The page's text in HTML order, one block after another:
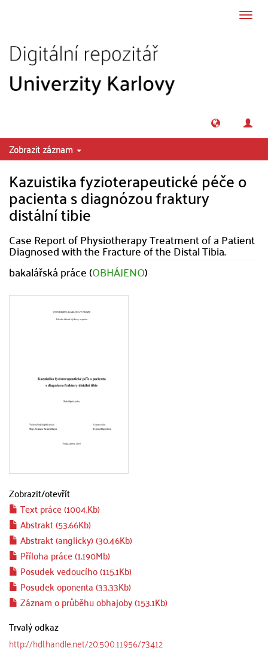
Zobrazit záznam
Kazuistika fyzioterapeutické péče o
pacienta s diagnózou fraktury
distální tibie
Case Report of Physiotherapy Treatment of a Patient
Diagnosed with the Fracture of the Distal Tibia.
bakalářská práce (OBHÁJENO)
Zobrazit/otevřít
Text práce (1004.Kb)
Abstrakt (53.66Kb)
Abstrakt (anglicky) (30.46Kb)
Příloha práce (1.190Mb)
Posudek vedoucího (115.1Kb)
Posudek oponenta (33.33Kb)
Záznam o průběhu obhajoby (153.1Kb)
Trvalý odkaz
http://hdl.handle.net/20.500.11956/73412